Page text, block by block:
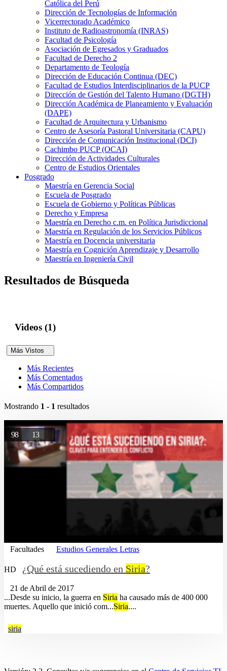
Católica del Perú
Dirección de Tecnologías de Información
Vicerrectorado Académico
Instituto de Radioastronomía (INRAS)
Facultad de Psicología
Asociación de Egresados y Graduados
Facultad de Derecho 2
Departamento de Teología
Dirección de Educación Continua (DEC)
Facultad de Estudios Interdisciplinarios de la PUCP
Dirección de Gestión del Talento Humano (DGTH)
Dirección Académica de Planeamiento y Evaluación
(DAPE)
Facultad de Arquitectura y Urbanismo
Centro de Asesoría Pastoral Universitaria (CAPU)
Dirección de Comunicación Institucional (DCI)
Cachimbo PUCP (OCAI)
Dirección de Actividades Culturales
Centro de Estudios Orientales
Posgrado
Maestría en Gerencia Social
Escuela de Posgrado
Escuela de Gobierno y Políticas Públicas
Derecho y Empresa
Maestría en Derecho c.m. en Política Jurisdiccional
Maestría en Regulación de los Servicios Públicos
Maestría en Docencia universitaria
Maestría en Cognición Aprendizaje y Desarrollo
Maestría en Ingeniería Civil
Resultados de Búsqueda
Videos (1)
Más Vistos
Más Recientes
Más Comentados
Más Compartidos
Mostrando 1 - 1 resultados
98 13
Facultades Estudios Generales Letras
HD ¿Qué está sucediendo en Siria?
21 de Abril de 2017
...Desde su inicio, la guerra en Siria ha causado más de 400 000
muertes. Aquello que inició com...Siria....
siria